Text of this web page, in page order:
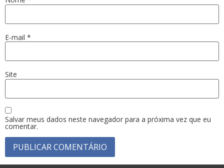
E-mail *
Site
Salvar meus dados neste navegador para a próxima vez que eu
comentar.